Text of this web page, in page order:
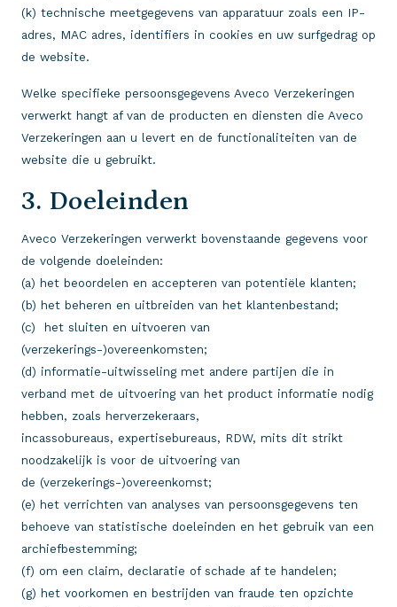
(k) technische meetgegevens van apparatuur zoals een IP-
adres, MAC adres, identifiers in cookies en uw surfgedrag op
de website.
Welke specifieke persoonsgegevens Aveco Verzekeringen
verwerkt hangt af van de producten en diensten die Aveco
Verzekeringen aan u levert en de functionaliteiten van de
website die u gebruikt.
3. Doeleinden
Aveco Verzekeringen verwerkt bovenstaande gegevens voor
de volgende doeleinden:
(a) het beoordelen en accepteren van potentiële klanten;
(b) het beheren en uitbreiden van het klantenbestand;
(c) het sluiten en uitvoeren van
(verzekerings-)overeenkomsten;
(d) informatie-uitwisseling met andere partijen die in
verband met de uitvoering van het product informatie nodig
hebben, zoals herverzekeraars,
incassobureaus, expertisebureaus, RDW, mits dit strikt
noodzakelijk is voor de uitvoering van
de (verzekerings-)overeenkomst;
(e) het verrichten van analyses van persoonsgegevens ten
behoeve van statistische doeleinden en het gebruik van een
archiefbestemming;
(f) om een claim, declaratie of schade af te handelen;
(g) het voorkomen en bestrijden van fraude ten opzichte